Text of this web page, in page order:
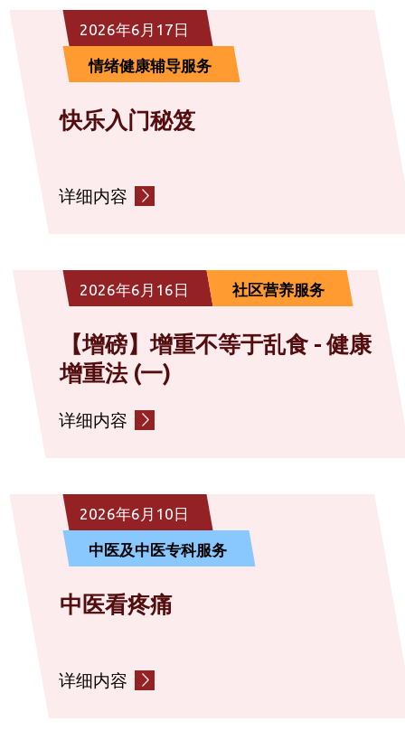
2026年6月17日
情绪健康辅导服务
快乐入门秘笈
详细内容
2026年6月16日 社区营养服务
【增磅】增重不等于乱食 - 健康
增重法 (一)
详细内容
2026年6月10日
中医及中医专科服务
中医看疼痛
详细内容